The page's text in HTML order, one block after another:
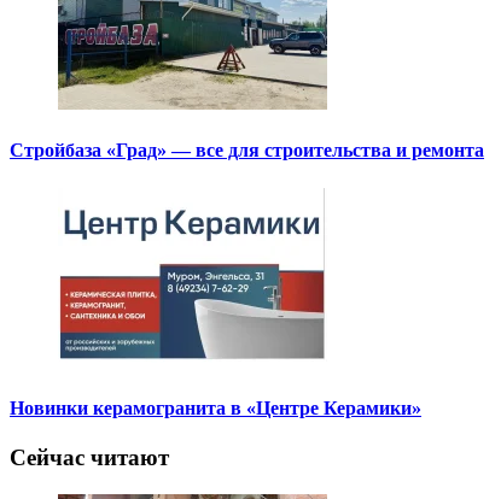
Стройбаза «Град» — все для строительства и ремонта
Новинки керамогранита в «Центре Керамики»
Сейчас читают